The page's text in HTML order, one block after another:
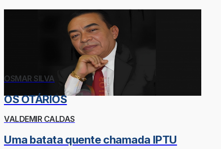
OSMAR SILVA
OS OTÁRIOS
VALDEMIR CALDAS
Uma batata quente chamada IPTU